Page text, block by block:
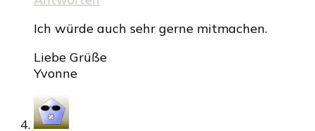
Ich würde auch sehr gerne mitmachen.
Liebe Grüße
Yvonne